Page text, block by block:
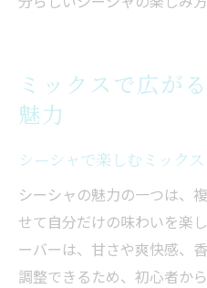
ミックスで広が
魅力
シーシャで楽しむミック
シーシャの魅力の一つは、
せて自分だけの味わいを楽
ーバーは、甘さや爽快感、
調整できるため、初心者か